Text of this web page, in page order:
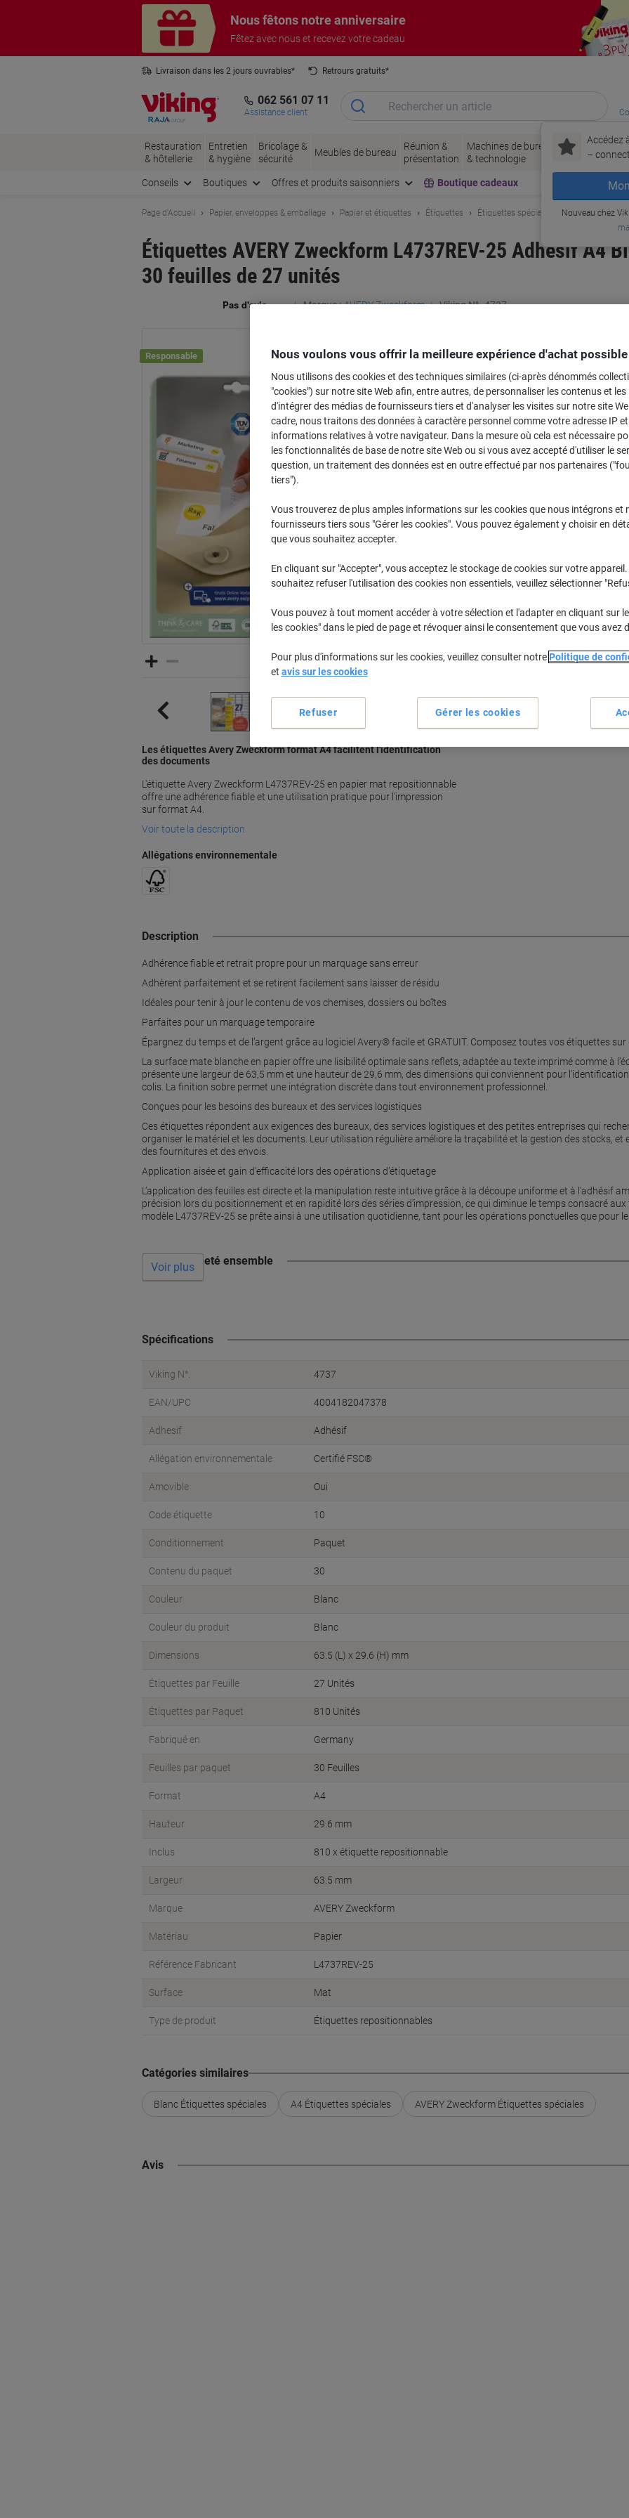
Nous fêtons notre anniversaire
Fêtez avec nous et recevez votre cadeau
Livraison dans les 2 jours ouvrables*
Retrours gratuits*
062 561 07 11
Assistance client
Accédez
–
Nouveau chez
Restauration
& hôtellerie
Entretien
& hygiène
Bricolage &
sécurité
Meubles de bureau
Réunion &
présentation
Machines de bureau
& technologie
Encres
& toner
&
Conseils Boutiques Offres et produits saisonniers Boutique cadeaux
Page d'Accueil Papier, enveloppes & emballage Papier et étiquettes Étiquettes Étiquettes spéciales
Étiquettes AVERY Zweckform L4737REV-25 Adhésif A4
30 feuilles de 27 unités
Marque : AVERY Zweckform Viking N°. 4737
Responsable
Les étiquettes Avery Zweckform format A4 facilitent l'identification
des documents
L'étiquette Avery Zweckform L4737REV-25 en papier mat repositionnable
offre une adhérence fiable et une utilisation pratique pour l'impression
sur format A4.
Voir toute la description
Allégations environnementale
CHF22.75
À partir de 3
Quantité TVA excl.
Paquets CHF26.75
3+Paquets CHF22.75 -
Quantité
Informations de livraison
Spécifications clés
Adhésion sûre sur toutes
Convient pour imprimantes
Voir plus
Description
Adhérence fiable et retrait propre pour un marquage sans erreur
Adhèrent parfaitement et se retirent facilement sans laisser de résidu
Idéales pour tenir à jour le contenu de vos chemises, dossiers ou boîtes
Parfaites pour un marquage temporaire
Épargnez du temps et de l’argent grâce au logiciel Avery® facile et GRATUIT. Composez toutes vos étiquettes
La surface mate blanche en papier offre une lisibilité optimale sans reflets, adaptée au texte imprimé comme à
présente une largeur de 63,5 mm et une hauteur de 29,6 mm, des dimensions qui conviennent pour
colis. La finition sobre permet une intégration discrète dans tout environnement professionnel.
Conçues pour les besoins des bureaux et des services logistiques
Ces étiquettes répondent aux exigences des bureaux, des services logistiques et des petites entreprises qui
organiser le matériel et les documents. Leur utilisation régulière améliore la traçabilité et la gestion des stocks,
des fournitures et des envois.
Application aisée et gain d’efficacité lors des opérations d’étiquetage
L’application des feuilles est directe et la manipulation reste intuitive grâce à la découpe uniforme et à l’adhésif
précision lors du positionnement et en rapidité lors des séries d’impression, ce qui diminue le temps consacré
modèle L4737REV-25 se prête ainsi à une utilisation quotidienne, tant pour les opérations ponctuelles que pour
Souvent acheté ensemble
Voir plus
Spécifications
Viking N°. 4737
EAN/UPC 4004182047378
Adhesif Adhésif
Allégation environnementale Certifié FSC®
Amovible Oui
Code étiquette 10
Conditionnement Paquet
Contenu du paquet 30
Couleur Blanc
Couleur du produit Blanc
Dimensions 63.5 (L) x 29.6 (H) mm
Étiquettes par Feuille 27 Unités
Étiquettes par Paquet 810 Unités
Fabriqué en Germany
Feuilles par paquet 30 Feuilles
Format A4
Hauteur 29.6 mm
Inclus 810 x étiquette repositionnable
Largeur 63.5 mm
Marque AVERY Zweckform
Matériau Papier
Référence Fabricant L4737REV-25
Surface Mat
Type de produit Étiquettes repositionnables
Catégories similaires
Blanc Étiquettes spéciales A4 Étiquettes spéciales AVERY Zweckform Étiquettes spéciales
Avis
Nous voulons vous offrir la meilleure expérience d'achat possible
Nous utilisons des cookies et des techniques similaires (ci-après dénommés
"cookies") sur notre site Web afin, entre autres, de personnaliser les contenus et les
d'intégrer des médias de fournisseurs tiers et d'analyser les visites sur notre site
cadre, nous traitons des données à caractère personnel comme votre adresse IP et
informations relatives à votre navigateur. Dans la mesure où cela est nécessaire
les fonctionnalités de base de notre site Web ou si vous avez accepté d'utiliser le
question, un traitement des données est en outre effectué par nos partenaires
tiers").
Vous trouverez de plus amples informations sur les cookies que nous intégrons et
fournisseurs tiers sous "Gérer les cookies". Vous pouvez également y choisir en
que vous souhaitez accepter.
En cliquant sur "Accepter", vous acceptez le stockage de cookies sur votre appareil.
souhaitez refuser l'utilisation des cookies non essentiels, veuillez sélectionner
Vous pouvez à tout moment accéder à votre sélection et l'adapter en cliquant sur le
les cookies" dans le pied de page et révoquer ainsi le consentement que vous avez
Pour plus d'informations sur les cookies, veuillez consulter notre Politique de
et avis sur les cookies
Gérer les cookies
Refuser